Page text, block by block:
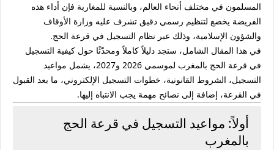
المسلمون في مختلف أنحاء العالم، وبالنسبة للمغاربة فإن أداء هذه
الفريضة يخضع لتنظيم رسمي دقيق تشرف عليه وزارة الأوقاف
والشؤون الإسلامية، وذلك عبر نظام التسجيل في قرعة الحج.
في هذا المقال الشامل، ستجد دليلاً كاملاً ومحدّثًا حول كيفية التسجيل
في قرعة الحج بالمغرب لموسمي 2026 و2027، يشمل مواعيد
التسجيل، الشروط القانونية، خطوات التسجيل الإلكتروني، ما بعد القبول
في القرعة، إضافة إلى نصائح مهمة يجب الانتباه إليها.
أولاً: مواعيد التسجيل في قرعة الحج
بالمغرب